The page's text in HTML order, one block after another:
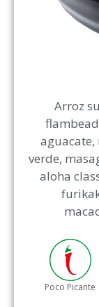
Arroz
aguacate,
verde,
aloha
Poco Picante